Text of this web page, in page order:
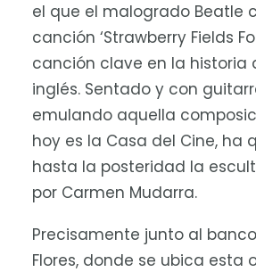
el que el malogrado Beatle
canción ‘Strawberry Fields
canción clave en la historia
inglés. Sentado y con
emulando aquella
hoy es la Casa del Cine, ha
hasta la posteridad la
por Carmen Mudarra.
Precisamente junto al
Flores, donde se ubica esta